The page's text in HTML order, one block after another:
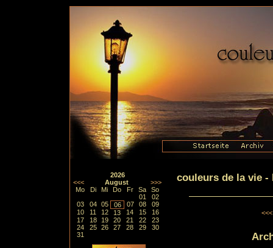
2026
<<<
August
>>>
Mo
Di Mi Do Fr Sa
So
01
02
03
04 05 06 07 08
09
10
11 12 13 14 15
16
17
18 19 20 21 22
23
24
25 26 27 28 29
30
31
couleurs de la vie -